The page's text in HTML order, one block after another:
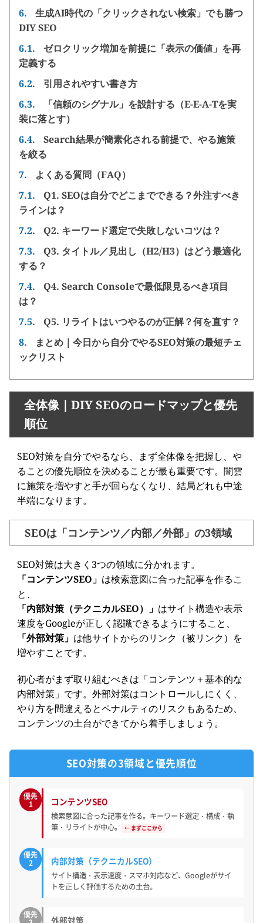
6.
生成AI時代の「クリックされない検索」でも勝つ
DIY SEO
6.1.
ゼロクリック増加を前提に「表示の価値」を再
定義する
6.2.
引用されやすい書き方
6.3.
「信頼のシグナル」を設計する（E-E-A-Tを実
装に落とす）
6.4.
Search結果が簡素化される前提で、やる施策
を絞る
7.
よくある質問（FAQ）
7.1.
Q1. SEOは自分でどこまでできる？外注すべき
ラインは？
7.2.
Q2. キーワード選定で失敗しないコツは？
7.3.
Q3. タイトル／見出し（H2/H3）はどう最適化
する？
7.4.
Q4. Search Consoleで最低限見るべき項目
は？
7.5.
Q5. リライトはいつやるのが正解？何を直す？
8.
まとめ｜今日から自分でやるSEO対策の最短チェ
ックリスト
全体像｜DIY SEOのロードマップと優先
順位
SEO対策を自分でやるなら、まず全体像を把握し、や
ることの優先順位を決めることが最も重要です。闇雲
に施策を増やすと手が回らなくなり、結局どれも中途
半端になります。
SEOは「コンテンツ／内部／外部」の3領域
SEO対策は大きく3つの領域に分かれます。
「コンテンツSEO」 は検索意図に合った記事を作るこ
と、
「内部対策（テクニカルSEO）」 はサイト構造や表示
速度をGoogleが正しく認識できるようにすること、
「外部対策」 は他サイトからのリンク（被リンク）を
増やすことです。
初心者がまず取り組むべきは「コンテンツ＋基本的な
内部対策」です。外部対策はコントロールしにくく、
やり方を間違えるとペナルティのリスクもあるため、
コンテンツの土台ができてから着手しましょう。
SEO対策の3領域と優先順位
優先
1
コンテンツSEO
検索意図に合った記事を作る。キーワード選定・構成・執
筆・リライトが中心。
← まずここから
優先
2
内部対策（テクニカルSEO）
サイト構造・表示速度・スマホ対応など、Googleがサイ
トを正しく評価するための土台。
優先
外部対策